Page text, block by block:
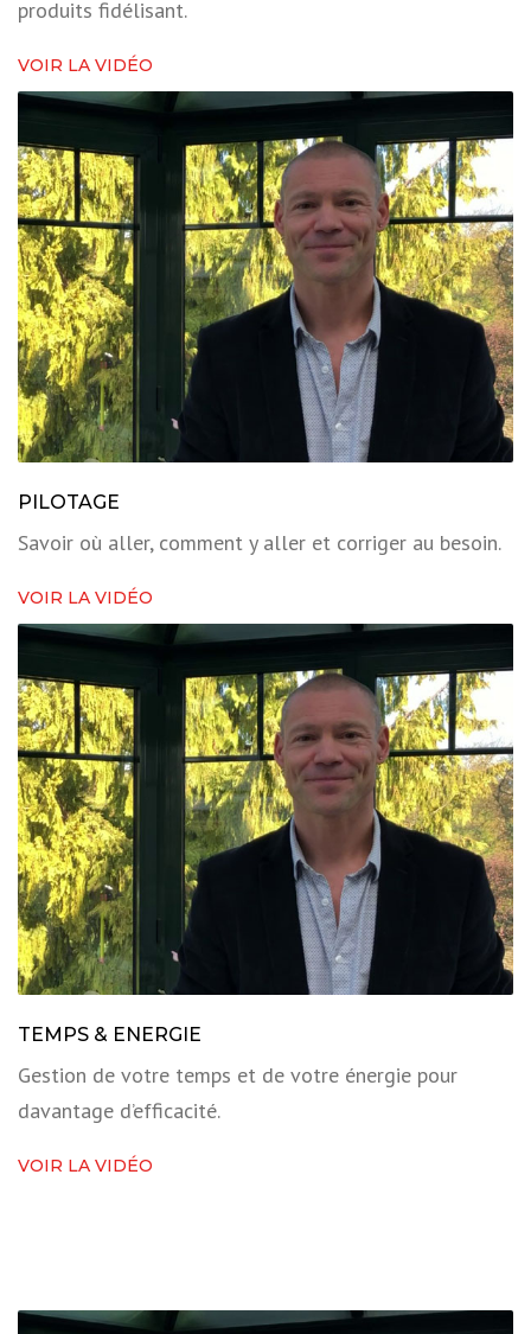
produits fidélisant.
VOIR LA VIDÉO
PILOTAGE
Savoir où aller, comment y aller et corriger au besoin.
VOIR LA VIDÉO
TEMPS & ENERGIE
Gestion de votre temps et de votre énergie pour
davantage d’efficacité.
VOIR LA VIDÉO